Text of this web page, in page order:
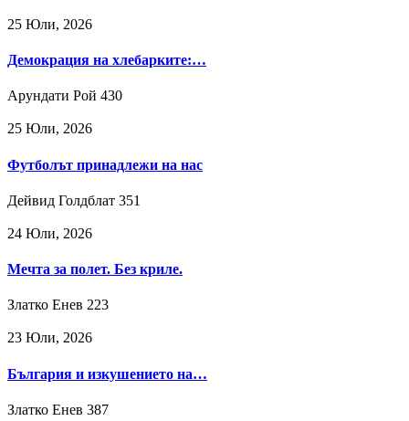
25 Юли, 2026
Демокрация на хлебарките:…
Арундати Рой 430
25 Юли, 2026
Футболът принадлежи на нас
Дейвид Голдблат 351
24 Юли, 2026
Мечта за полет. Без криле.
Златко Енев 223
23 Юли, 2026
България и изкушението на…
Златко Енев 387